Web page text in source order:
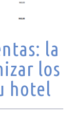
la
los
hotel